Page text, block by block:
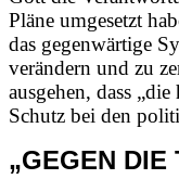
Pläne umgesetzt
das gegenwärtige
verändern und zu
ausgehen, dass
Schutz bei den
„GEGEN DIE